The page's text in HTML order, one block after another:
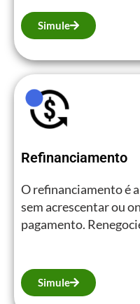
Simule
Refinanciamento
O refinanciamento é
sem acrescentar ou
pagamento.
Simule